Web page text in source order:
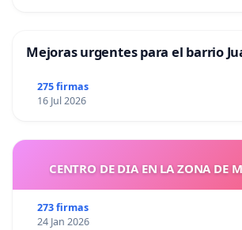
Mejoras urgentes para el barrio
275 firmas
16 Jul 2026
CENTRO DE DIA EN LA ZONA DE
273 firmas
24 Jan 2026